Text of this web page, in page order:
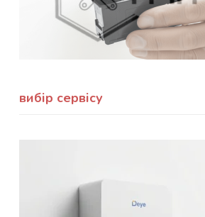
вибір сервісу